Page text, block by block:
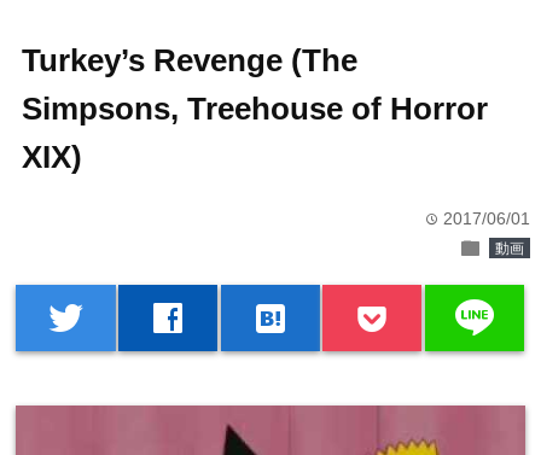
Turkey’s Revenge (The
Simpsons, Treehouse of Horror
XIX)
time 2017/06/01
folder 動画
twitter facebook hatenabookmark line